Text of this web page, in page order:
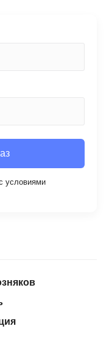
условиями